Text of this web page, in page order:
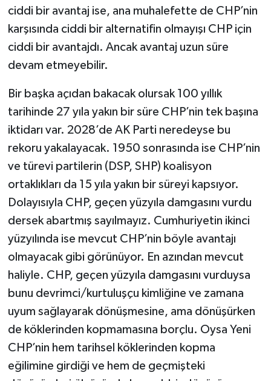
ciddi bir avantaj ise, ana muhalefette de CHP’nin
karşısında ciddi bir alternatifin olmayışı CHP için
ciddi bir avantajdı. Ancak avantaj uzun süre
devam etmeyebilir.
Bir başka açıdan bakacak olursak 100 yıllık
tarihinde 27 yıla yakın bir süre CHP’nin tek başına
iktidarı var. 2028’de AK Parti neredeyse bu
rekoru yakalayacak. 1950 sonrasında ise CHP’nin
ve türevi partilerin (DSP, SHP) koalisyon
ortaklıkları da 15 yıla yakın bir süreyi kapsıyor.
Dolayısıyla CHP, geçen yüzyıla damgasını vurdu
dersek abartmış sayılmayız. Cumhuriyetin ikinci
yüzyılında ise mevcut CHP’nin böyle avantajı
olmayacak gibi görünüyor. En azından mevcut
haliyle. CHP, geçen yüzyıla damgasını vurduysa
bunu devrimci/kurtuluşçu kimliğine ve zamana
uyum sağlayarak dönüşmesine, ama dönüşürken
de köklerinden kopmamasına borçlu. Oysa Yeni
CHP’nin hem tarihsel köklerinden kopma
eğilimine girdiği ve hem de geçmişteki